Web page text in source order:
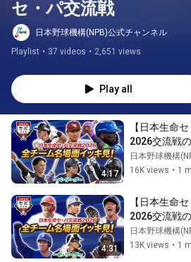
セ・パ交流戦
日本野球機構(NPB)公式チャンネル
Playlist • 37 videos • 2,651 views
Play all
4:17
【日本生命
2026交流戦
～パ・リー
日本野球機構
16K views • 1
4:31
【日本生命
2026交流戦
～セ・リー
日本野球機構
13K views • 1